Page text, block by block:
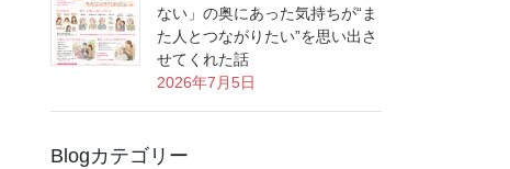
ない」の奥にあった気持ちが“ま
た人とつながりたい”を思い出さ
せてくれた話
2026年7月5日
Blogカテゴリー